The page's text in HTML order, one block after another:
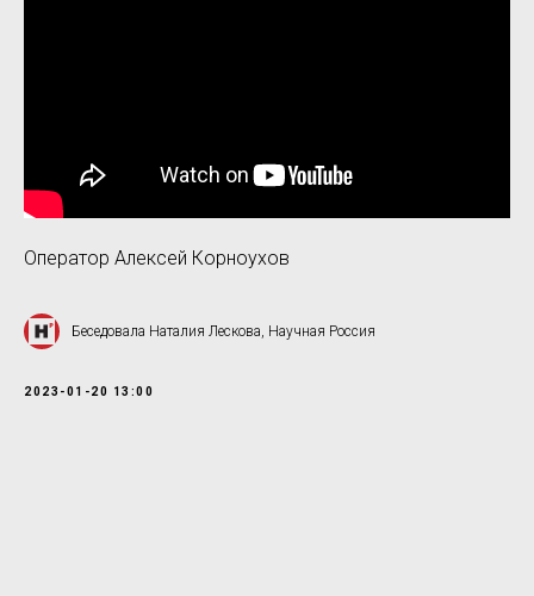
Оператор Алексей Корноухов
Беседовала Наталия Лескова, Научная Россия
2023-01-20 13:00